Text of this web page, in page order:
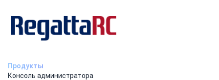
Продукты
Консоль администратора